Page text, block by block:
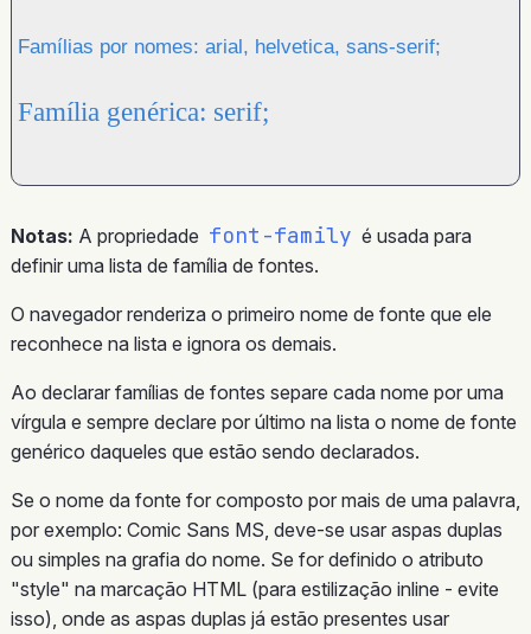
Famílias por nomes: arial, helvetica, sans-serif;
Família genérica: serif;
Notas: A propriedade font-family é usada para
definir uma lista de família de fontes.
O navegador renderiza o primeiro nome de fonte que ele
reconhece na lista e ignora os demais.
Ao declarar famílias de fontes separe cada nome por uma
vírgula e sempre declare por último na lista o nome de fonte
genérico daqueles que estão sendo declarados.
Se o nome da fonte for composto por mais de uma palavra,
por exemplo: Comic Sans MS, deve-se usar aspas duplas
ou simples na grafia do nome. Se for definido o atributo
"style" na marcação HTML (para estilização inline - evite
isso), onde as aspas duplas já estão presentes usar